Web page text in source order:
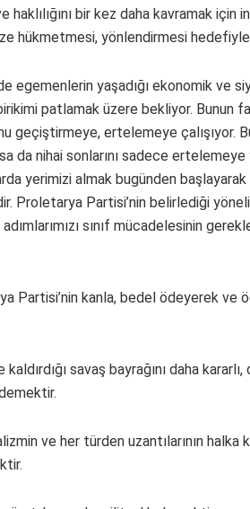
haklılığını bir kez daha kavramak
hükmetmesi, yönlendirmesi hedefiyle
egemenlerin yaşadığı ekonomik ve
patlamak üzere bekliyor. Bunun
geçiştirmeye, ertelemeye çalışıyor.
da nihai sonlarını sadece
yerimizi almak bugünden başlayarak
Proletarya Partisi’nin belirlediği
sınıf mücadelesinin
Partisi’nin kanla, bedel ödeyerek ve
savaş bayrağını daha
ve her türden uzantılarının halka